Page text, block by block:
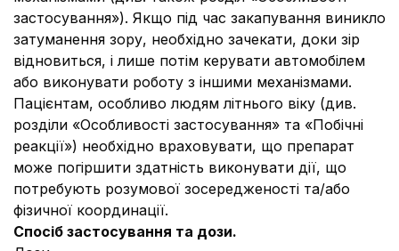
застосування»). Якщо під час закапування виникло
затуманення зору, необхідно зачекати, доки зір
відновиться, і лише потім керувати автомобілем
або виконувати роботу з іншими механізмами.
Пацієнтам, особливо людям літнього віку (див.
розділи «Особливості застосування» та «Побічні
реакції») необхідно враховувати, що препарат
може погіршити здатність виконувати дії, що
потребують розумової зосередженості та/або
фізичної координації.
Спосіб застосування та дози.